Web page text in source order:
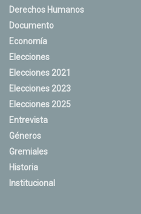
Derechos Humanos
Documento
Economía
Elecciones
Elecciones 2021
Elecciones 2023
Elecciones 2025
Entrevista
Géneros
Gremiales
Historia
Institucional